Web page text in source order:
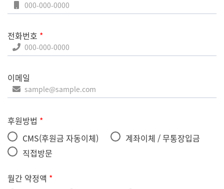
전화번호 *
이메일
후원방법 *
CMS(후원금 자동이체)
계좌이체 / 무통장입금
직접방문
월간 약정액 *